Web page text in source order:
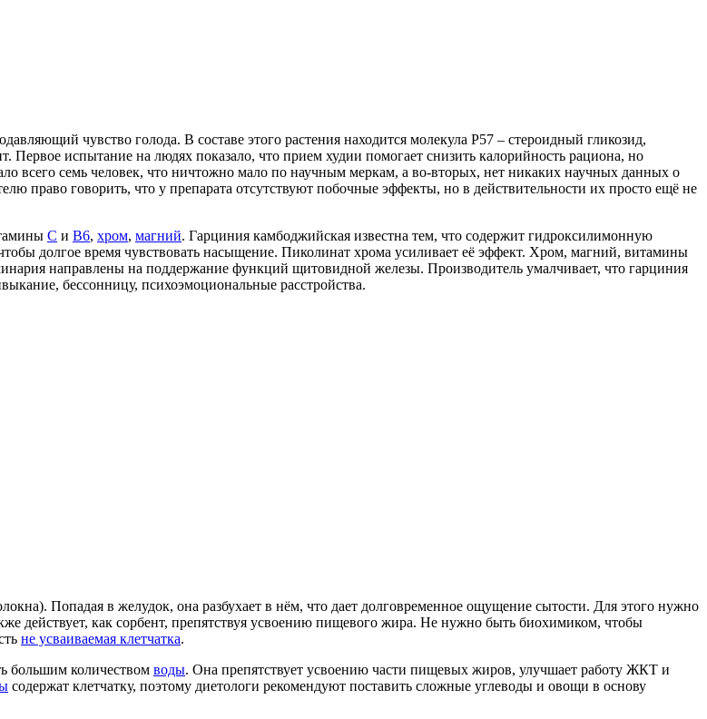
чувство голода. В составе этого растения находится молекула P57 – стероидный гликозид,
Первое испытание на людях показало, что прием худии помогает снизить калорийность рациона, но
всего семь человек, что ничтожно мало по научным меркам, а во-вторых, нет никаких научных данных о
право говорить, что у препарата отсутствуют побочные эффекты, но в действительности их просто ещё не
С и В6, хром, магний. Гарциния камбоджийская известна тем, что содержит гидроксилимонную
долгое время чувствовать насыщение. Пиколинат хрома усиливает её эффект. Хром, магний, витамины
направлены на поддержание функций щитовидной железы. Производитель умалчивает, что гарциния
бессонницу, психоэмоциональные расстройства.
Попадая в желудок, она разбухает в нём, что дает долговременное ощущение сытости. Для этого нужно
действует, как сорбент, препятствуя усвоению пищевого жира. Не нужно быть биохимиком, чтобы
не усваиваемая клетчатка.
большим количеством воды. Она препятствует усвоению части пищевых жиров, улучшает работу ЖКТ и
содержат клетчатку, поэтому диетологи рекомендуют поставить сложные углеводы и овощи в основу